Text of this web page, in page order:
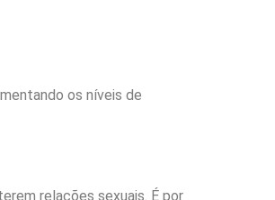
os níveis de
relações sexuais. É por